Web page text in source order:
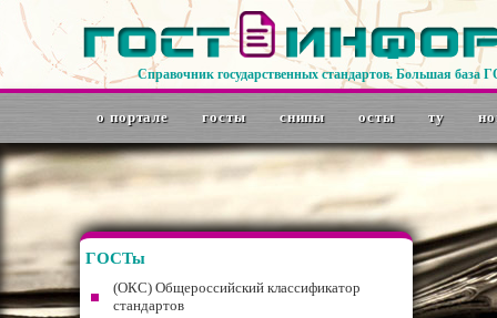
Справочник государственных стандартов. Большая база
о портале госты снипы осты ту
ГОСТы
(ОКС) Общероссийский классификатор
стандартов